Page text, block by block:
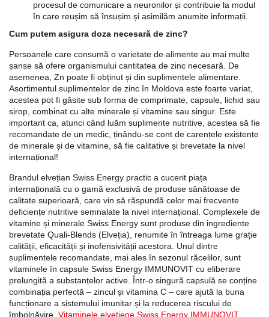
procesul de comunicare a neuronilor și contribuie la modul
în care reușim să însușim și asimilăm anumite informații.
Cum putem asigura doza necesară de zinc?
Persoanele care consumă o varietate de alimente au mai multe
șanse să ofere organismului cantitatea de zinc necesară. De
asemenea, Zn poate fi obținut și din suplimentele alimentare.
Asortimentul suplimentelor de zinc în Moldova este foarte variat,
acestea pot fi găsite sub forma de comprimate, capsule, lichid sau
sirop, combinat cu alte minerale și vitamine sau singur. Este
important ca, atunci când luăm suplimente nutritive, acestea să fie
recomandate de un medic, ținându-se cont de carențele existente
de minerale și de vitamine, să fie calitative și brevetate la nivel
internațional!
Brandul elvețian Swiss Energy practic a cucerit piața
internațională cu o gamă exclusivă de produse sănătoase de
calitate superioară, care vin să răspundă celor mai frecvente
deficiențe nutritive semnalate la nivel internațional. Complexele de
vitamine și minerale Swiss Energy sunt produse din ingrediente
brevetate Quali-Blends (Elveția), renumite în întreaga lume grație
calității, eficacității și inofensivității acestora. Unul dintre
suplimentele recomandate, mai ales în sezonul răcelilor, sunt
vitaminele în capsule Swiss Energy IMMUNOVIT cu eliberare
prelungită a substanțelor active. Într-o singură capsulă se conține
combinația perfectă – zincul și vitamina C – care ajută la buna
funcționare a sistemului imunitar și la reducerea riscului de
îmbolnăvire. Vitaminele elvețiene Swiss Energy IMMUNOVIT